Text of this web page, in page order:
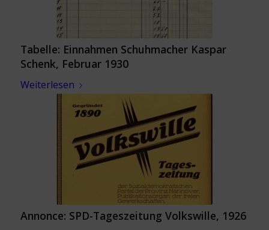
Tabelle: Einnahmen Schuhmacher Kaspar
Schenk, Februar 1930
Weiterlesen
Annonce: SPD-Tageszeitung Volkswille, 1926